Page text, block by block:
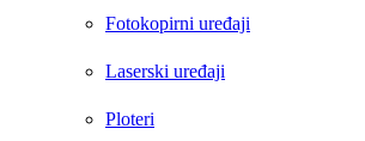
Fotokopirni uređaji
Laserski uređaji
Ploteri